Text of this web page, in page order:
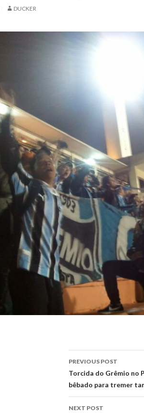
DUCKER
Post
navigation
PREVIOUS POST
Torcida do Grêmio no
bêbado para tremer
NEXT POST